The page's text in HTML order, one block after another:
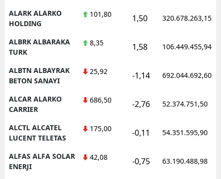
ALARK ALARKO
HOLDING
101,80 1,50 320.678.263,15
ALBRK ALBARAKA
TURK
8,35 1,58 106.449.455,94
ALBTN ALBAYRAK
BETON SANAYI
25,92 -1,14 692.044.692,60
ALCAR ALARKO
CARRIER
686,50 -2,76 52.374.751,50
ALCTL ALCATEL
LUCENT TELETAS
175,00 -0,11 54.351.595,90
ALFAS ALFA SOLAR
ENERJI
42,08 -0,75 63.190.488,98